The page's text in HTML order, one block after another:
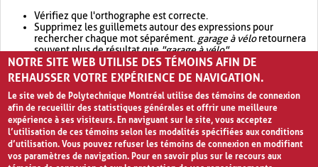
Vérifiez que l'orthographe est correcte.
Supprimez les guillemets autour des expressions pour
rechercher chaque mot séparément. garage à véloretournera
souvent plus de résultat que"garage à vélo".
Envisagez d'élargir votre recherche avec OR.garage OR vélo
retournera souvent plus de résultat quegarage à vélo
NOTRE SITE WEB UTILISE DES TÉMOINS AFIN DE
REHAUSSER VOTRE EXPÉRIENCE DE NAVIGATION.
Le site web de Polytechnique Montréal utilise des témoins de connexion
afin de recueillir des statistiques générales et offrir une meilleure
expérience à ses visiteurs. En naviguant sur le site, vous acceptez
l’utilisation de ces témoins selon les modalités spécifiées aux conditions
d’utilisation. Vous pouvez refuser les témoins de connexion en modifiant
vos paramètres de navigation. Pour en savoir plus sur le recours aux